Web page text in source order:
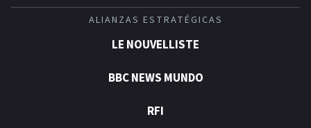
ALIANZAS ESTRATÉGICAS
LE NOUVELLISTE
BBC NEWS MUNDO
RFI